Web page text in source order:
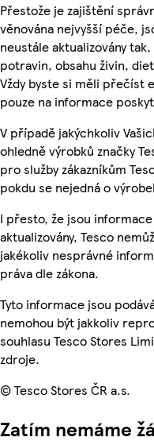
Přestože je zajištění
věnována nejvyšší péče,
neustále aktualizovány
potravin, obsahu živin,
Vždy byste si měli přečíst
pouze na informace
V případě jakýchkoliv
ohledně výrobků značky
pro služby zákazníkům
pokdu se nejedná o
I přesto, že jsou
aktualizovány, Tesco
jakékoliv nesprávné
práva dle zákona.
Tyto informace jsou
nemohou být jakkoliv
souhlasu Tesco Stores
zdroje.
© Tesco Stores ČR a.s.
Zatím nemáme